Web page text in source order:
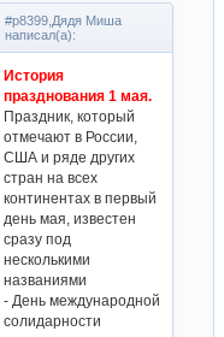
#p8399,Дядя Миша
написал(а):
История
празднования 1 мая.
Праздник, который
отмечают в России,
США и ряде других
стран на всех
континентах в первый
день мая, известен
сразу под
несколькими
названиями
- День международной
солидарности